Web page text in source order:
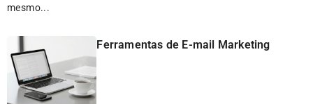
mesmo...
Ferramentas de E-mail Marketing